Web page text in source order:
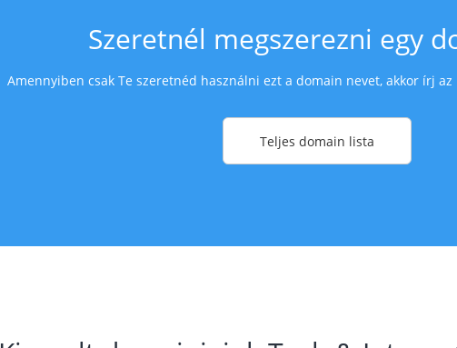
Szeretnél megszerezni egy
Amennyiben csak Te szeretnéd használni ezt a domain nevet, akkor írj az
Teljes domain lista